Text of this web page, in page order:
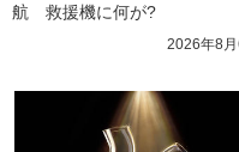
航　救援機に何が?
2026年8月